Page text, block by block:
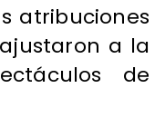
atribuciones
a la
de